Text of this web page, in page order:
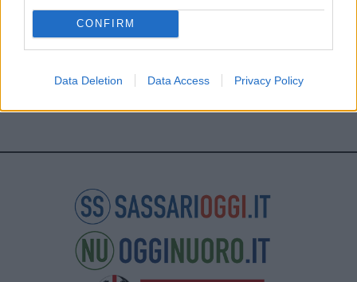
CONFIRM
Data Deletion Data Access Privacy Policy
facendo clic sul collegamento nel piè di pagina delle
nostre e-mail.